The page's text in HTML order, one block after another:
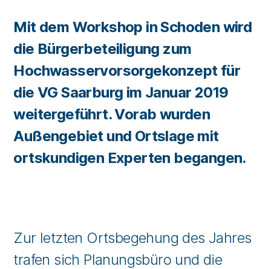
Mit dem Workshop in Schoden wird
die Bürgerbeteiligung zum
Hochwasservorsorgekonzept für
die VG Saarburg im Januar 2019
weitergeführt. Vorab wurden
Außengebiet und Ortslage mit
ortskundigen Experten begangen.
Zur letzten Ortsbegehung des Jahres
trafen sich Planungsbüro und die